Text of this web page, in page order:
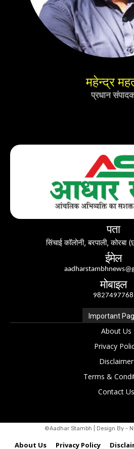
महेन्द्र
प्रधान
पता
सिंचाई कॉलोनी, बरपाली,
ईमेल
मोबाइल
9827497768
Important
About Us
Privacy
Disclaimer
Terms &
Contact Us
©Aadhar Stambh | Design By -
About Us Privacy Policy